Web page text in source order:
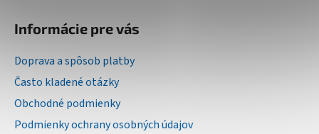
Informácie pre vás
Doprava a spôsob platby
Často kladené otázky
Obchodné podmienky
Podmienky ochrany osobných údajov